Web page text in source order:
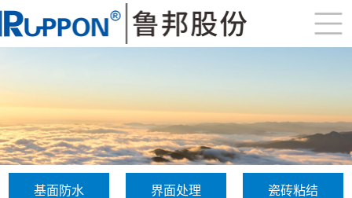
基面防水 界面处理 瓷砖粘结